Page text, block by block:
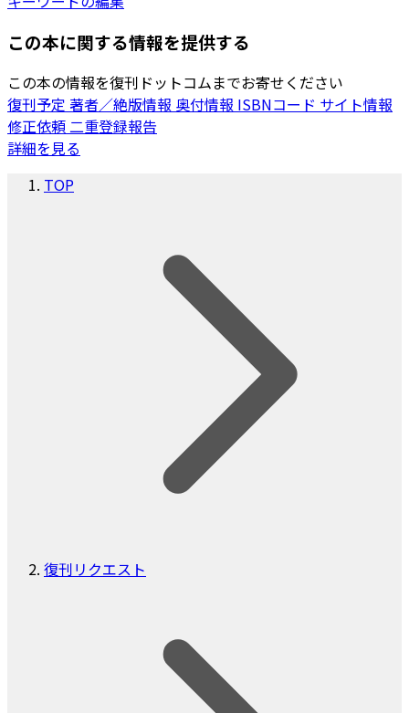
この本に関する情報を提供する
この本の情報を復刊ドットコムまでお寄せください
復刊予定 著者／絶版情報 奥付情報 ISBNコード サイト情報
修正依頼 二重登録報告
詳細を見る
TOP
復刊リクエスト